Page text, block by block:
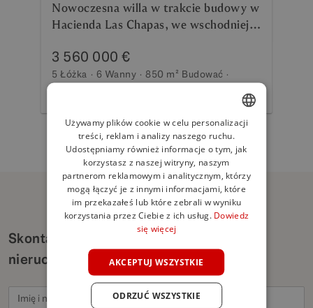
Nowoczesna willa w trakcie budowy w
Hacienda Las Chapas, we wschodniej
3 560 000 €
5 Łóżka 6 Wanny 850 m² Budować
Skontaktuj się w sprawie podobnych
nieruchomości
ENGLISH
SPANISH
FRENCH
GERMAN
Używamy plików cookie w celu personalizacji
treści, reklam i analizy naszego ruchu.
Udostępniamy również informacje o tym, jak
korzystasz z naszej witryny, naszym
partnerom reklamowym i analitycznym, którzy
mogą łączyć je z innymi informacjami, które
im przekazałeś lub które zebrali w wyniku
korzystania przez Ciebie z ich usług. Dowiedz
się więcej
AKCEPTUJ WSZYSTKIE
ODRZUĆ WSZYSTKIE